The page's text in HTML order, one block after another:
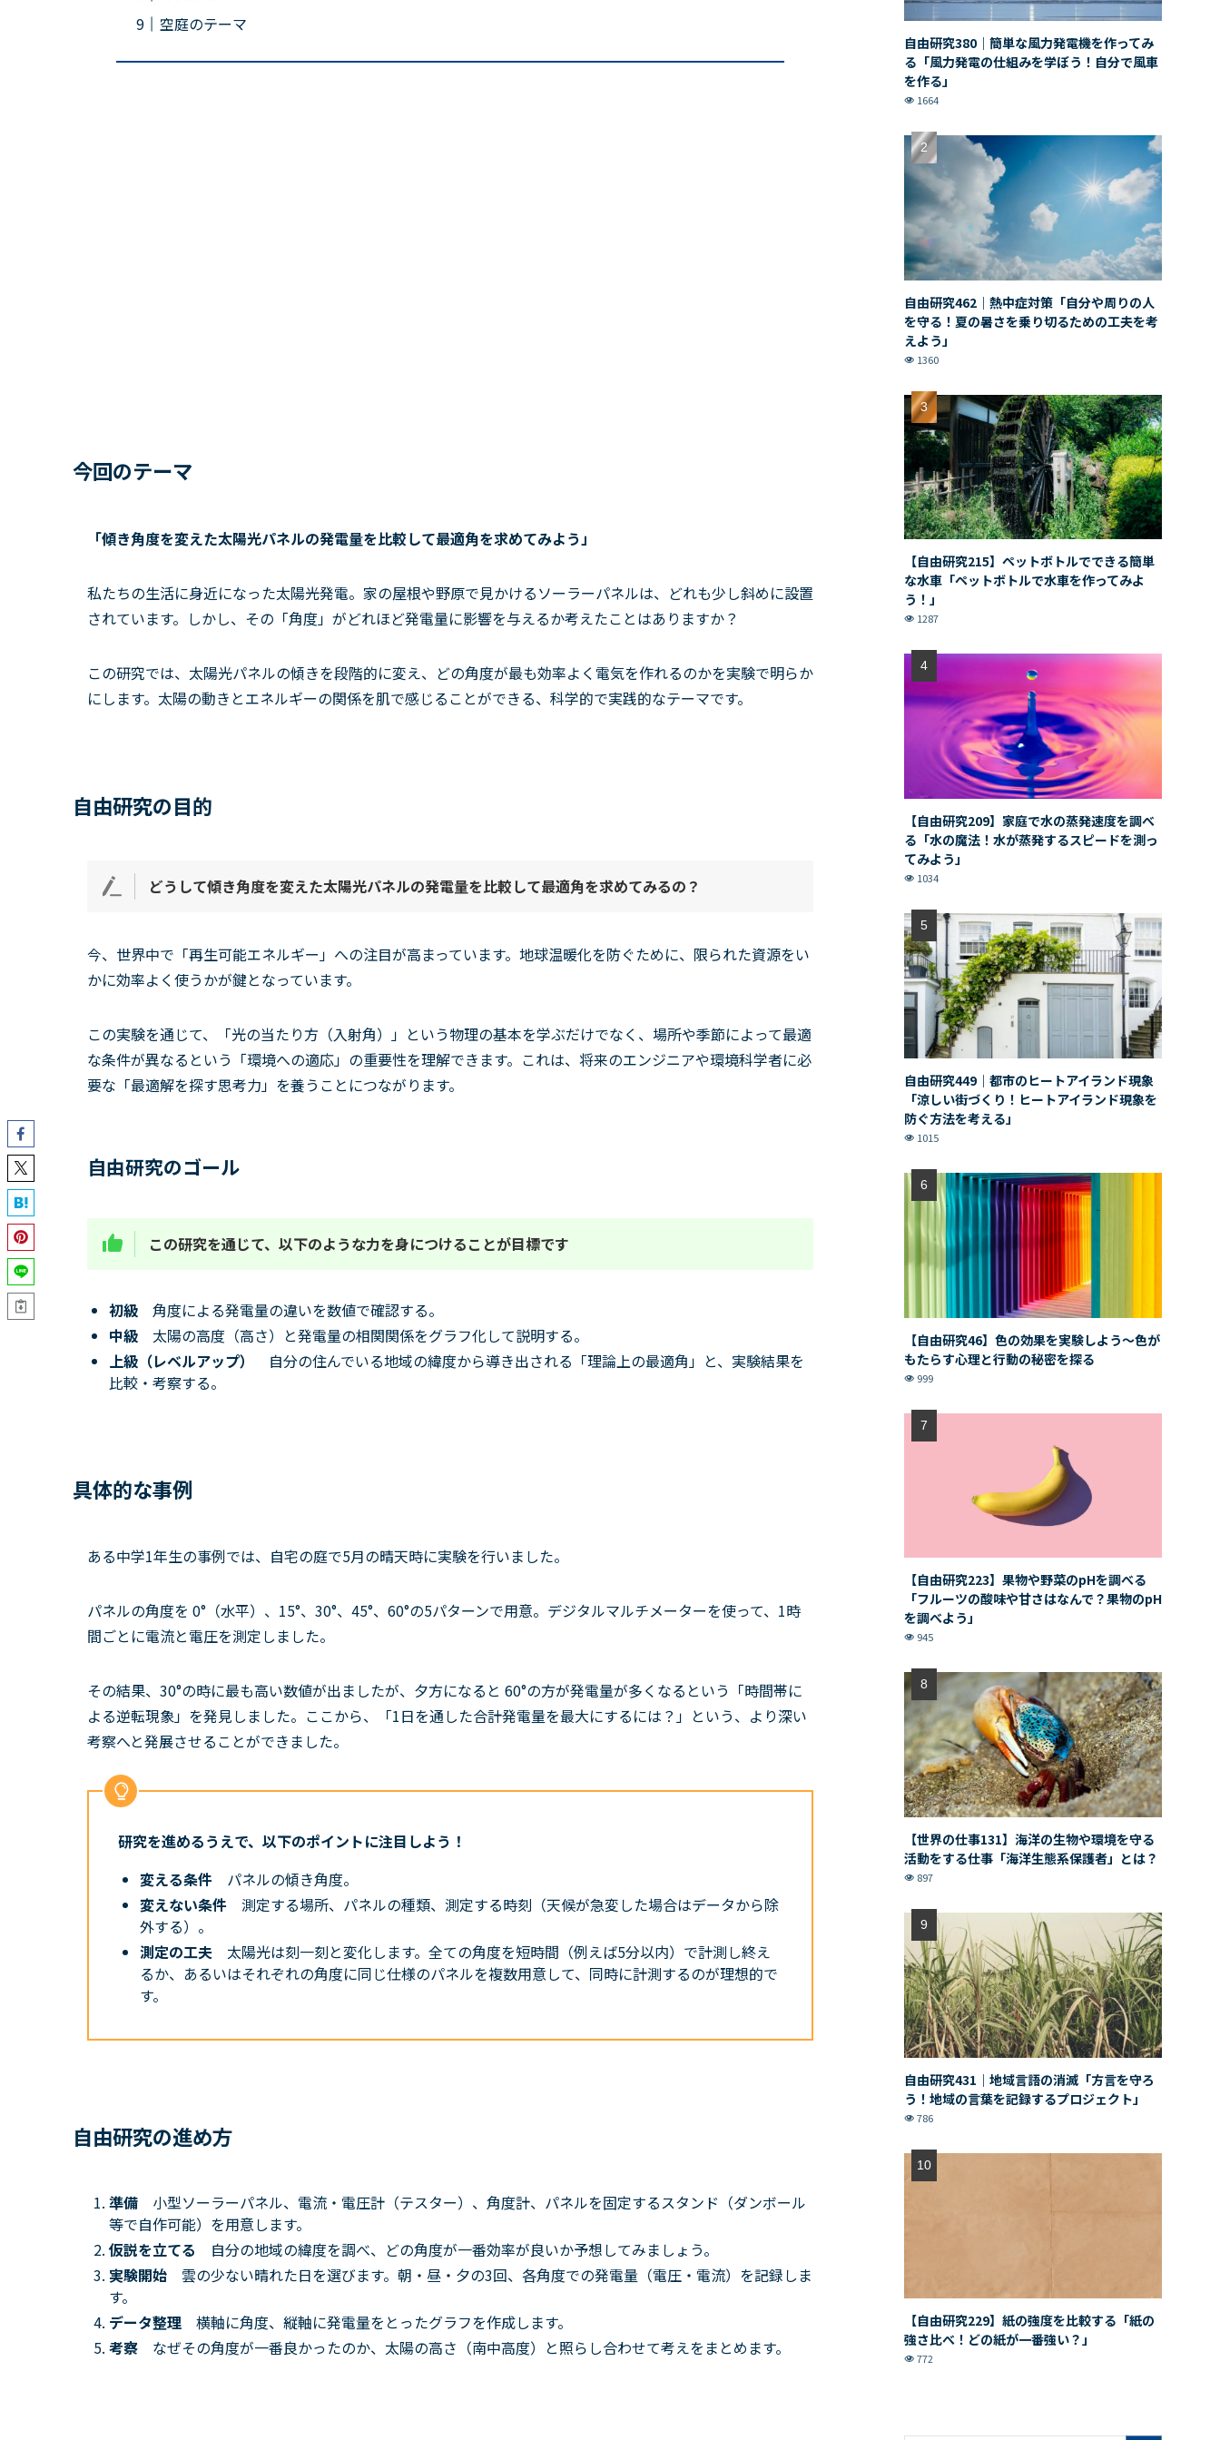
空庭のテーマ
今回のテーマ
「傾き角度を変えた太陽光パネルの発電量を比較して最適角を求めてみよう」
私たちの生活に身近になった太陽光発電。家の屋根や野原で見かけるソーラーパネルは、どれも少し斜めに設置
されています。しかし、その「角度」がどれほど発電量に影響を与えるか考えたことはありますか？
この研究では、太陽光パネルの傾きを段階的に変え、どの角度が最も効率よく電気を作れるのかを実験で明らか
にします。太陽の動きとエネルギーの関係を肌で感じることができる、科学的で実践的なテーマです。
自由研究の目的
どうして傾き角度を変えた太陽光パネルの発電量を比較して最適角を求めてみるの？
今、世界中で「再生可能エネルギー」への注目が高まっています。地球温暖化を防ぐために、限られた資源をい
かに効率よく使うかが鍵となっています。
この実験を通じて、「光の当たり方（入射角）」という物理の基本を学ぶだけでなく、場所や季節によって最適
な条件が異なるという「環境への適応」の重要性を理解できます。これは、将来のエンジニアや環境科学者に必
要な「最適解を探す思考力」を養うことにつながります。
自由研究のゴール
この研究を通じて、以下のような力を身につけることが目標です
初級 角度による発電量の違いを数値で確認する。
中級 太陽の高度（高さ）と発電量の相関関係をグラフ化して説明する。
上級（レベルアップ） 自分の住んでいる地域の緯度から導き出される「理論上の最適角」と、実験結果を
比較・考察する。
具体的な事例
ある中学1年生の事例では、自宅の庭で5月の晴天時に実験を行いました。
パネルの角度を 0°（水平）、15°、30°、45°、60°の5パターンで用意。デジタルマルチメーターを使って、1時
間ごとに電流と電圧を測定しました。
その結果、30°の時に最も高い数値が出ましたが、夕方になると 60°の方が発電量が多くなるという「時間帯に
よる逆転現象」を発見しました。ここから、「1日を通した合計発電量を最大にするには？」という、より深い
考察へと発展させることができました。
研究を進めるうえで、以下のポイントに注目しよう！
変える条件 パネルの傾き角度。
変えない条件 測定する場所、パネルの種類、測定する時刻（天候が急変した場合はデータから除
外する）。
測定の工夫 太陽光は刻一刻と変化します。全ての角度を短時間（例えば5分以内）で計測し終え
るか、あるいはそれぞれの角度に同じ仕様のパネルを複数用意して、同時に計測するのが理想的で
す。
自由研究の進め方
準備 小型ソーラーパネル、電流・電圧計（テスター）、角度計、パネルを固定するスタンド（ダンボール
等で自作可能）を用意します。
仮説を立てる 自分の地域の緯度を調べ、どの角度が一番効率が良いか予想してみましょう。
実験開始 雲の少ない晴れた日を選びます。朝・昼・夕の3回、各角度での発電量（電圧・電流）を記録しま
す。
データ整理 横軸に角度、縦軸に発電量をとったグラフを作成します。
考察 なぜその角度が一番良かったのか、太陽の高さ（南中高度）と照らし合わせて考えをまとめます。
自由研究380｜簡単な風力発電機を作ってみ
る「風力発電の仕組みを学ぼう！自分で風車
を作る」
1664
自由研究462｜熱中症対策「自分や周りの人
を守る！夏の暑さを乗り切るための工夫を考
えよう」
1360
【自由研究215】ペットボトルでできる簡単
な水車「ペットボトルで水車を作ってみよ
う！」
1287
【自由研究209】家庭で水の蒸発速度を調べ
る「水の魔法！水が蒸発するスピードを測っ
てみよう」
1034
自由研究449｜都市のヒートアイランド現象
「涼しい街づくり！ヒートアイランド現象を
防ぐ方法を考える」
1015
【自由研究46】色の効果を実験しよう〜色が
もたらす心理と行動の秘密を探る
999
【自由研究223】果物や野菜のpHを調べる
「フルーツの酸味や甘さはなんで？果物のpH
を調べよう」
945
【世界の仕事131】海洋の生物や環境を守る
活動をする仕事「海洋生態系保護者」とは？
897
自由研究431｜地域言語の消滅「方言を守ろ
う！地域の言葉を記録するプロジェクト」
786
【自由研究229】紙の強度を比較する「紙の
強さ比べ！どの紙が一番強い？」
772